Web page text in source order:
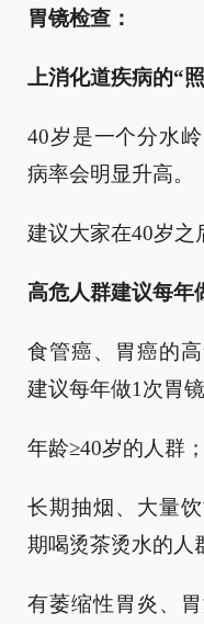
胃镜检查：
上消化道疾病的“
40岁是一个分水
病率会明显升高。
建议大家在40岁之
高危人群建议每年
食管癌、胃癌的
建议每年做1次胃镜
年龄≥40岁的人群；
长期抽烟、大量
期喝烫茶烫水的人
有萎缩性胃炎、